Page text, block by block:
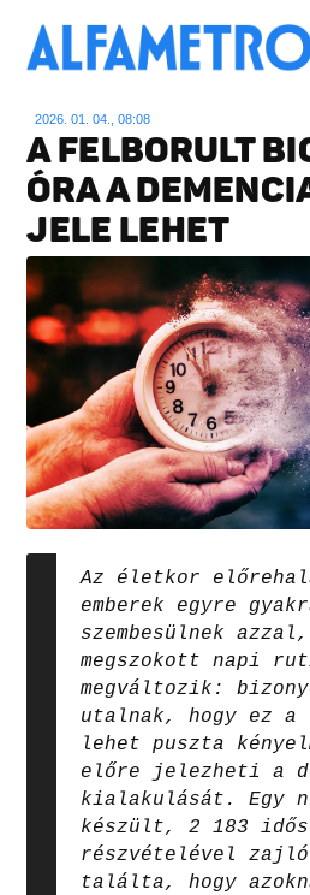
2026. 01. 04., 08:08
A FELBORULT
ÓRA A
JELE LEHET
Az életkor
emberek egyre
szembesülnek
megszokott napi
megváltozik:
utalnak, hogy ez a
lehet puszta
előre jelezheti a
kialakulását. Egy
készült, 2 183
részvételével
találta, hogy